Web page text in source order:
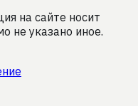
на сайте носит
не указано иное.